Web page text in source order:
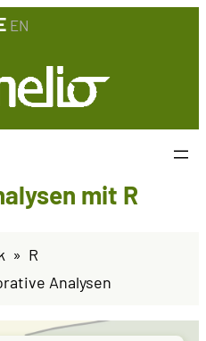
EN
mit R
R
Analysen